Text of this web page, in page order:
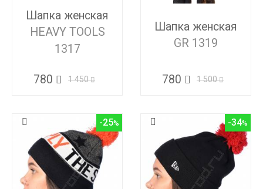
Шапка женская
HEAVY TOOLS
1317
780 1 450
Шапка женская
GR 1319
780 1 500
-25 -34